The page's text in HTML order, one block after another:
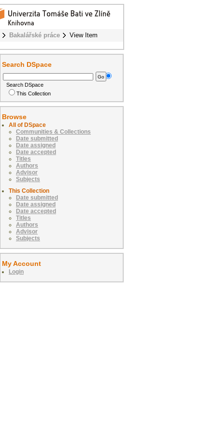
Bakalářské práce View Item
Search DSpace
Search DSpace
This Collection
Browse
All of DSpace
Communities & Collections
Date submitted
Date assigned
Date accepted
Titles
Authors
Advisor
Subjects
This Collection
Date submitted
Date assigned
Date accepted
Titles
Authors
Advisor
Subjects
My Account
Login